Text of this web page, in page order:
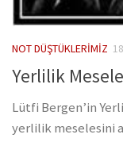
NOT DÜŞTÜKLERIMIZ
Yerlilik
Lütfi Bergen’in
yerlilik meselesini